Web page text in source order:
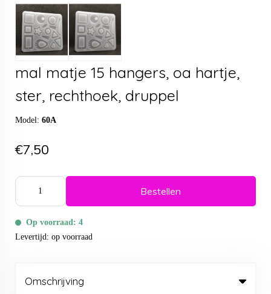
mal matje 15 hangers, oa hartje,
ster, rechthoek, druppel
Model: 60A
€7,50
Bestellen
Op voorraad: 4
Levertijd: op voorraad
Omschrijving